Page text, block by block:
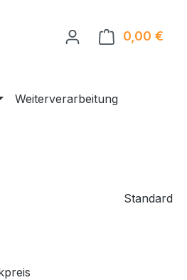
0,00 €
Weiterverarbeitung
Standard